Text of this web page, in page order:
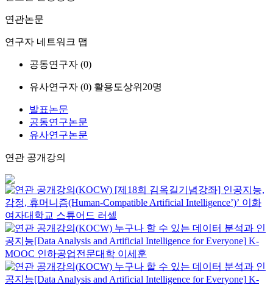
연관논문
연구자 네트워크 맵
공동연구자 (0)
유사연구자 (0) 활용도상위20명
발표논문
공동연구논문
유사연구논문
연관 공개강의
[제18회 김옥길기념강좌] 인공지능,
감정, 휴머니즘(Human-Compatible Artificial Intelligence’)’ 이화
여자대학교 스튜어드 러셀
누구나 할 수 있는 데이터 분석과 인
공지능[Data Analysis and Artificial Intelligence for Everyone] K-
MOOC 인하공업전문대학 이세훈
누구나 할 수 있는 데이터 분석과 인
공지능[Data Analysis and Artificial Intelligence for Everyone] K-